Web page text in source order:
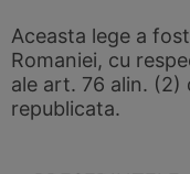
Aceasta lege a
Romaniei, cu
ale art. 76 alin. (2)
republicata.